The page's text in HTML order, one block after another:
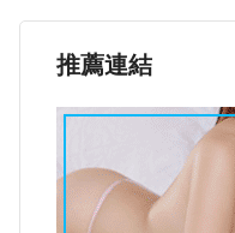
推薦連結